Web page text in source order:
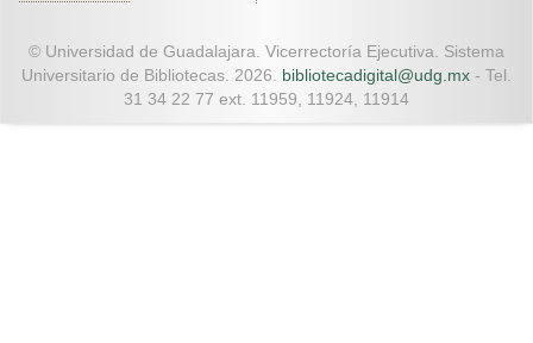
© Universidad de Guadalajara. Vicerrectoría Ejecutiva. Sistema
Universitario de Bibliotecas. 2026. bibliotecadigital@udg.mx - Tel.
31 34 22 77 ext. 11959, 11924, 11914